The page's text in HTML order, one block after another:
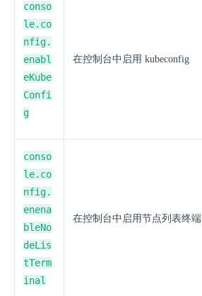
conso
le.co
nfig.
enabl
eKube
Confi
g
在控制台中启用 kubeconfig
conso
le.co
nfig.
enena
bleNo
deLis
tTerm
inal
在控制台中启用节点列表终端